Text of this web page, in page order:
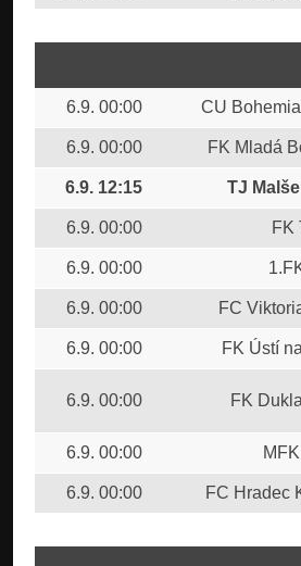
6.9. 00:00 CU
6.9. 00:00 FK Mladá
6.9. 12:15 TJ
6.9. 00:00 FK
6.9. 00:00
6.9. 00:00 FC
6.9. 00:00 FK Ústí
6.9. 00:00 FK
6.9. 00:00
6.9. 00:00 FC Hradec